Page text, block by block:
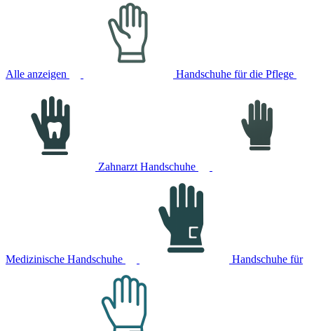
Alle anzeigen Handschuhe für die Pflege
Zahnarzt Handschuhe
Medizinische Handschuhe Handschuhe für